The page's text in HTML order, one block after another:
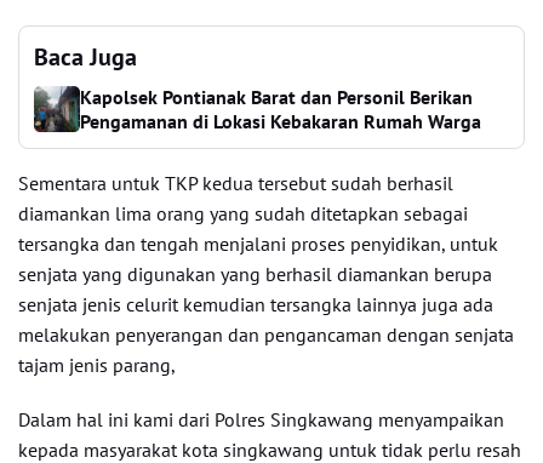
Baca Juga
Kapolsek Pontianak Barat dan Personil Berikan
Pengamanan di Lokasi Kebakaran Rumah Warga
Sementara untuk TKP kedua tersebut sudah berhasil
diamankan lima orang yang sudah ditetapkan sebagai
tersangka dan tengah menjalani proses penyidikan, untuk
senjata yang digunakan yang berhasil diamankan berupa
senjata jenis celurit kemudian tersangka lainnya juga ada
melakukan penyerangan dan pengancaman dengan senjata
tajam jenis parang,
Dalam hal ini kami dari Polres Singkawang menyampaikan
kepada masyarakat kota singkawang untuk tidak perlu resah